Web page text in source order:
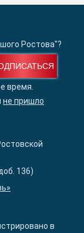
Ростова"?
время.
не пришло
136)
в